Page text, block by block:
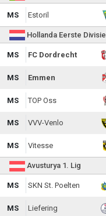
MS Estoril
Hollanda Eerste Divisie
MS FC Dordrecht
MS Emmen
MS TOP Oss
MS VVV-Venlo
MS Vitesse
Avusturya 1. Lig
MS SKN St. Poelten
MS Liefering